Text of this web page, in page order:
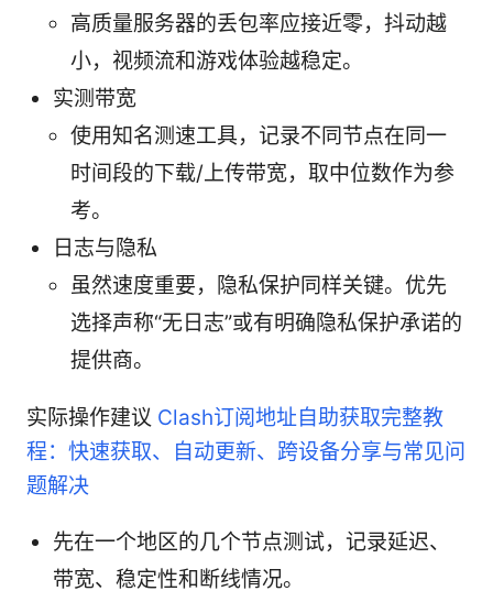
高质量服务器的丢包率应接近零，抖动越
小，视频流和游戏体验越稳定。
实测带宽
使用知名测速工具，记录不同节点在同一
时间段的下载/上传带宽，取中位数作为参
考。
日志与隐私
虽然速度重要，隐私保护同样关键。优先
选择声称“无日志”或有明确隐私保护承诺的
提供商。
实际操作建议 Clash订阅地址自助获取完整教
程：快速获取、自动更新、跨设备分享与常见问
题解决
先在一个地区的几个节点测试，记录延迟、
带宽、稳定性和断线情况。